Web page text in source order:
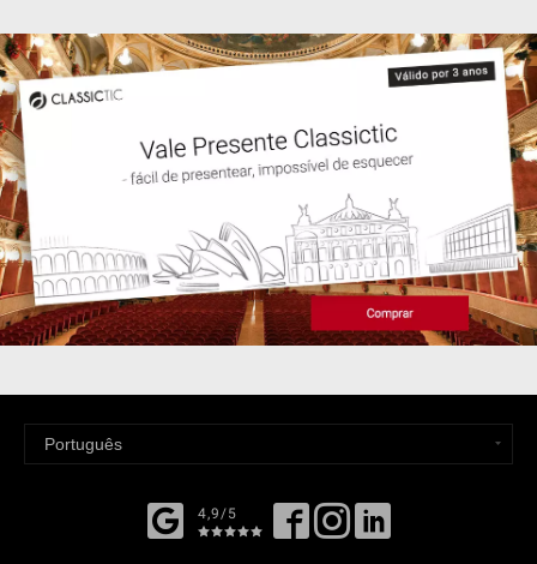
4,9/5